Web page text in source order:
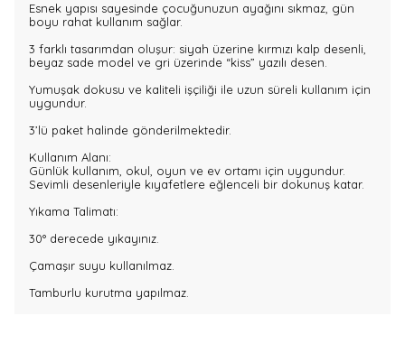
Esnek yapısı sayesinde çocuğunuzun ayağını sıkmaz, gün
boyu rahat kullanım sağlar.
3 farklı tasarımdan oluşur: siyah üzerine kırmızı kalp desenli,
beyaz sade model ve gri üzerinde “kiss” yazılı desen.
Yumuşak dokusu ve kaliteli işçiliği ile uzun süreli kullanım için
uygundur.
3’lü paket halinde gönderilmektedir.
Kullanım Alanı:
Günlük kullanım, okul, oyun ve ev ortamı için uygundur.
Sevimli desenleriyle kıyafetlere eğlenceli bir dokunuş katar.
Yıkama Talimatı:
30° derecede yıkayınız.
Çamaşır suyu kullanılmaz.
Tamburlu kurutma yapılmaz.